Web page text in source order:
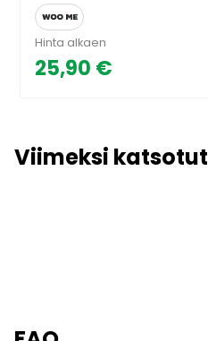
Hinta alkaen
25,90 €
Viimeksi katsotut